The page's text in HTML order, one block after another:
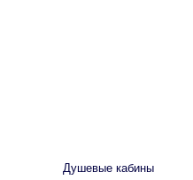
Душевые кабины